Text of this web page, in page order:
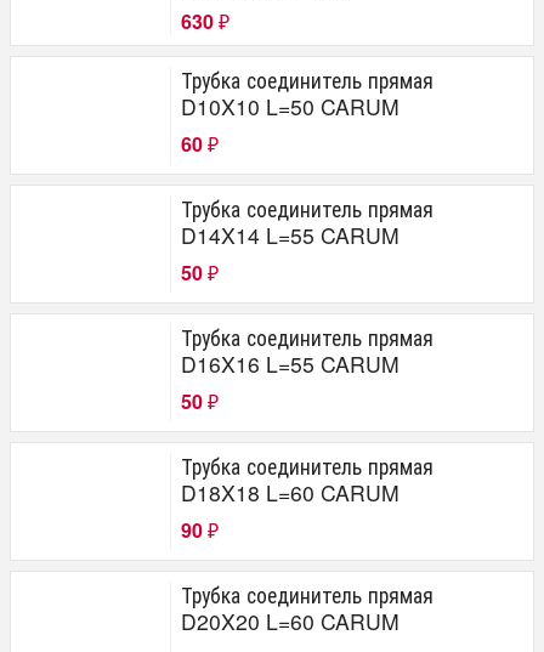
630 ₽
Трубка соединитель прямая
D10X10 L=50 CARUM
60 ₽
Трубка соединитель прямая
D14X14 L=55 CARUM
50 ₽
Трубка соединитель прямая
D16X16 L=55 CARUM
50 ₽
Трубка соединитель прямая
D18X18 L=60 CARUM
90 ₽
Трубка соединитель прямая
D20X20 L=60 CARUM